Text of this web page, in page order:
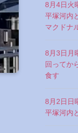
8月4日火
平塚河内
マクドナ
8月3日月
回ってか
食す
8月2日日
平塚河内